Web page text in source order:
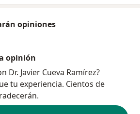
opiniones
opinión
Dr. Javier Cueva Ramírez?
tu experiencia. Cientos de